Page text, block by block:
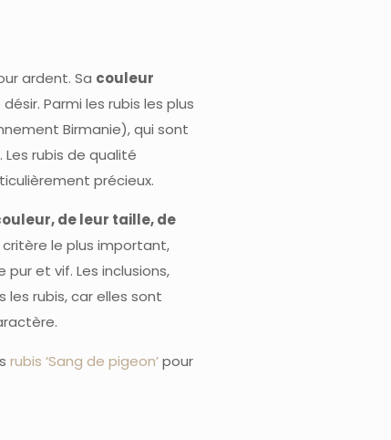
ardent. Sa couleur
Parmi les rubis les plus
Birmanie), qui sont
rubis de qualité
précieux.
de leur taille, de
le plus important,
et vif. Les inclusions,
les rubis, car elles sont
rubis ‘Sang de pigeon’pour